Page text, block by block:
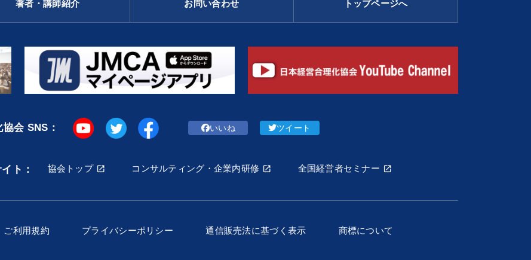
著者・講師紹介 お問い合わせ トップページへ
会 SNS： いいね ツイート
ト： 協会トップ コンサルティング・企業内研修 全国経営者セミナー
ご利用規約 プライバシーポリシー 通信販売法に基づく表示 商標について